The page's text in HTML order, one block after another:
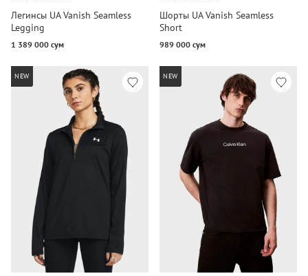
Легинсы UA Vanish Seamless
Legging
1 389 000 сум
Шорты UA Vanish Seamless
Short
989 000 сум
NEW NEW